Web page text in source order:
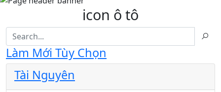
icon ô tô
Làm Mới Tùy Chọn
Tài Nguyên